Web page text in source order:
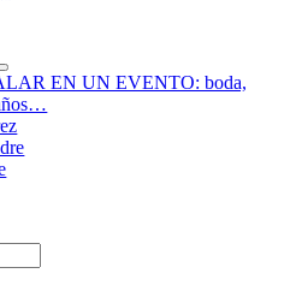
EN UN EVENTO: boda,